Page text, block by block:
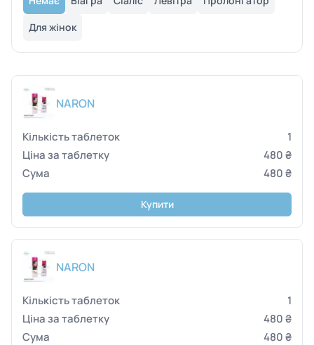
Для жінок
NARON
1
480 ₴
480 ₴
Купити
NARON
1
480 ₴
480 ₴